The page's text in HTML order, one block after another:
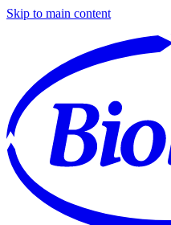
Skip to main content